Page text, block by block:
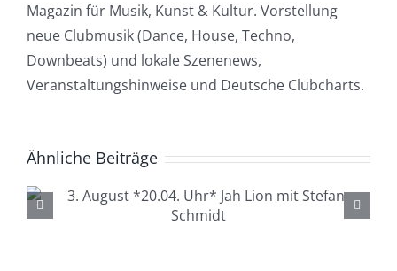
Magazin für Musik, Kunst & Kultur. Vorstellung
neue Clubmusik (Dance, House, Techno,
Downbeats) und lokale Szenenews,
Veranstaltungshinweise und Deutsche Clubcharts.
Ähnliche Beiträge
4. August *20.04. Uhr*
Lüdenscheid Live mit Ingo